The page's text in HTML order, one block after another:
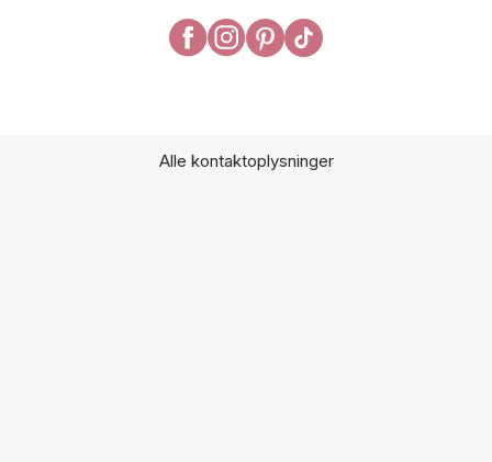
Alle kontaktoplysninger